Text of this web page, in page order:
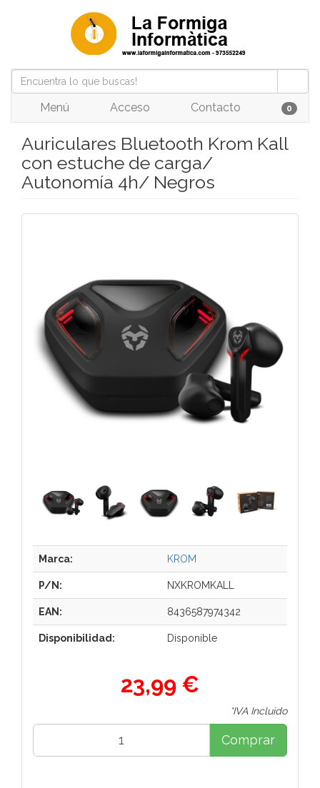
Menú Acceso Contacto 0
Auriculares Bluetooth Krom Kall
con estuche de carga/
Autonomía 4h/ Negros
Marca: KROM
P/N: NXKROMKALL
EAN: 8436587974342
Disponibilidad: Disponible
23,99 €
*IVA Incluido
Comprar